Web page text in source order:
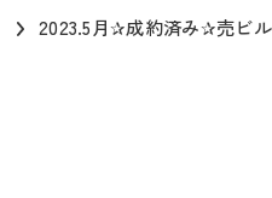
2023.5月✰成約済み✰売ビ